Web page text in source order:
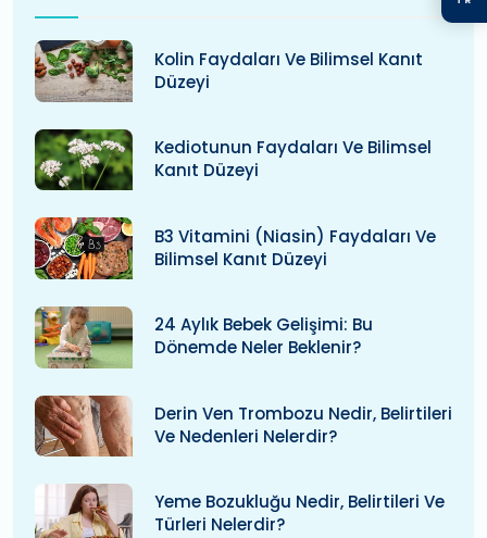
Kolin Faydaları Ve Bilimsel Kanıt
Düzeyi
Kediotunun Faydaları Ve Bilimsel
Kanıt Düzeyi
B3 Vitamini (niasin) Faydaları Ve
Bilimsel Kanıt Düzeyi
24 Aylık Bebek Gelişimi: Bu
Dönemde Neler Beklenir?
Derin Ven Trombozu Nedir, Belirtileri
Ve Nedenleri Nelerdir?
Yeme Bozukluğu Nedir, Belirtileri Ve
Türleri Nelerdir?